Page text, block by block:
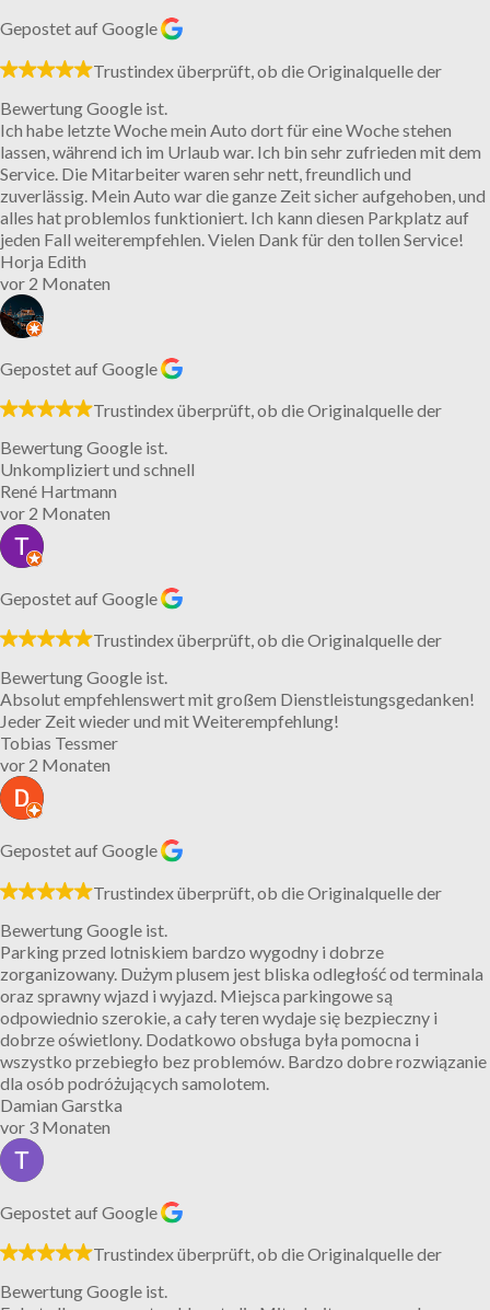
Gepostet auf Google
Trustindex überprüft, ob die Originalquelle der
Bewertung Google ist.
Ich habe letzte Woche mein Auto dort für eine Woche stehen
lassen, während ich im Urlaub war. Ich bin sehr zufrieden mit dem
Service. Die Mitarbeiter waren sehr nett, freundlich und
zuverlässig. Mein Auto war die ganze Zeit sicher aufgehoben, und
alles hat problemlos funktioniert. Ich kann diesen Parkplatz auf
jeden Fall weiterempfehlen. Vielen Dank für den tollen Service!
Horja Edith
vor 2 Monaten
Gepostet auf Google
Trustindex überprüft, ob die Originalquelle der
Bewertung Google ist.
Unkompliziert und schnell
René Hartmann
vor 2 Monaten
Gepostet auf Google
Trustindex überprüft, ob die Originalquelle der
Bewertung Google ist.
Absolut empfehlenswert mit großem Dienstleistungsgedanken!
Jeder Zeit wieder und mit Weiterempfehlung!
Tobias Tessmer
vor 2 Monaten
Gepostet auf Google
Trustindex überprüft, ob die Originalquelle der
Bewertung Google ist.
Parking przed lotniskiem bardzo wygodny i dobrze
zorganizowany. Dużym plusem jest bliska odległość od terminala
oraz sprawny wjazd i wyjazd. Miejsca parkingowe są
odpowiednio szerokie, a cały teren wydaje się bezpieczny i
dobrze oświetlony. Dodatkowo obsługa była pomocna i
wszystko przebiegło bez problemów. Bardzo dobre rozwiązanie
dla osób podróżujących samolotem.
Damian Garstka
vor 3 Monaten
Gepostet auf Google
Trustindex überprüft, ob die Originalquelle der
Bewertung Google ist.